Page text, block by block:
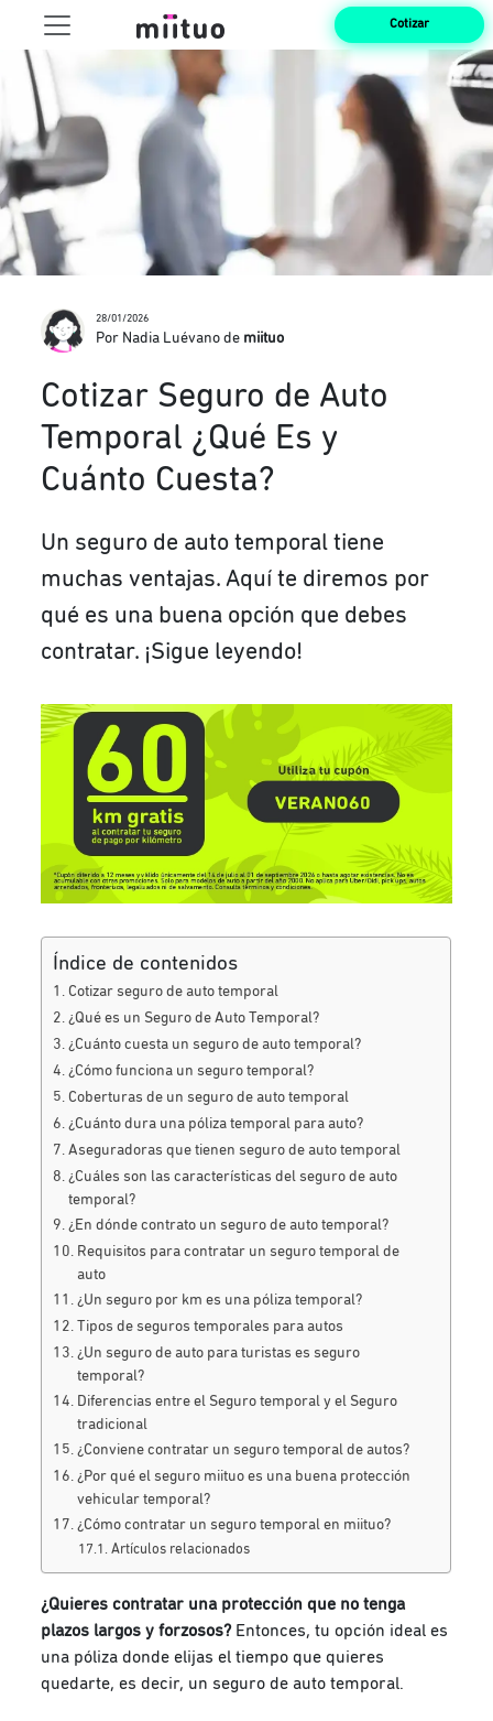
Cotizar
28/01/2026
Por Nadia Luévano de miituo
Cotizar Seguro de Auto
Temporal ¿Qué Es y
Cuánto Cuesta?
Un seguro de auto temporal tiene
muchas ventajas. Aquí te diremos por
qué es una buena opción que debes
contratar. ¡Sigue leyendo!
Índice de contenidos
Cotizar seguro de auto temporal
¿Qué es un Seguro de Auto Temporal?
¿Cuánto cuesta un seguro de auto temporal?
¿Cómo funciona un seguro temporal?
Coberturas de un seguro de auto temporal
¿Cuánto dura una póliza temporal para auto?
Aseguradoras que tienen seguro de auto temporal
¿Cuáles son las características del seguro de auto
temporal?
¿En dónde contrato un seguro de auto temporal?
Requisitos para contratar un seguro temporal de
auto
¿Un seguro por km es una póliza temporal?
Tipos de seguros temporales para autos
¿Un seguro de auto para turistas es seguro
temporal?
Diferencias entre el Seguro temporal y el Seguro
tradicional
¿Conviene contratar un seguro temporal de autos?
¿Por qué el seguro miituo es una buena protección
vehicular temporal?
¿Cómo contratar un seguro temporal en miituo?
Artículos relacionados
¿Quieres contratar una protección que no tenga
plazos largos y forzosos? Entonces, tu opción ideal es
una póliza donde elijas el tiempo que quieres
quedarte, es decir, un seguro de auto temporal.